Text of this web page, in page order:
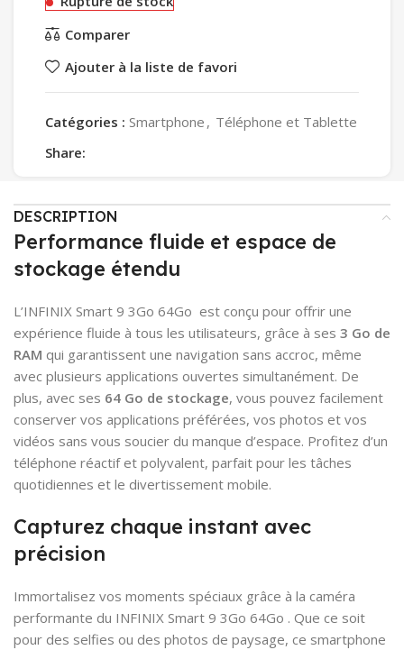
Comparer
Ajouter à la liste de favori
Catégories : Smartphone , Téléphone et Tablette
Share:
DESCRIPTION
Performance fluide et espace de
stockage étendu
L’INFINIX Smart 9 3Go 64Go est conçu pour offrir une
expérience fluide à tous les utilisateurs, grâce à ses 3 Go de
RAM qui garantissent une navigation sans accroc, même
avec plusieurs applications ouvertes simultanément. De
plus, avec ses 64 Go de stockage, vous pouvez facilement
conserver vos applications préférées, vos photos et vos
vidéos sans vous soucier du manque d’espace. Profitez d’un
téléphone réactif et polyvalent, parfait pour les tâches
quotidiennes et le divertissement mobile.
Capturez chaque instant avec
précision
Immortalisez vos moments spéciaux grâce à la caméra
performante du INFINIX Smart 9 3Go 64Go . Que ce soit
pour des selfies ou des photos de paysage, ce smartphone